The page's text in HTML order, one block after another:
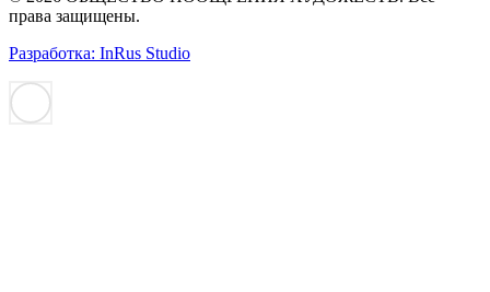
права защищены.
Разработка: InRus Studio